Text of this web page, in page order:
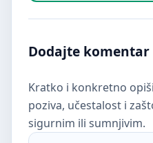
Dodajte komentar
Kratko i konkretno
poziva, učestalost i
sigurnim ili sumnjivim.